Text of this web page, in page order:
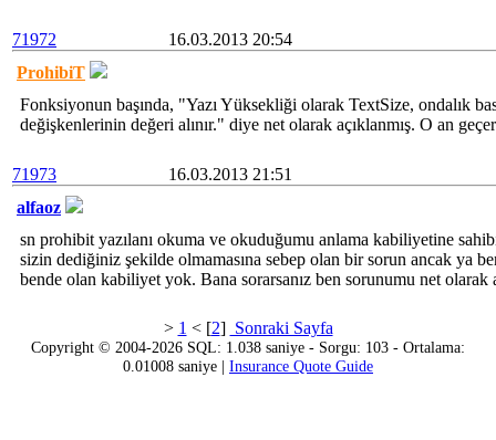
71972
16.03.2013 20:54
ProhibiT
Fonksiyonun başında, "Yazı Yüksekliği olarak TextSize, ondalık
değişkenlerinin değeri alınır." diye net olarak açıklanmış. O an
71973
16.03.2013 21:51
alfaoz
sn prohibit yazılanı okuma ve okuduğumu anlama kabiliyetine
sizin dediğiniz şekilde olmamasına sebep olan bir sorun ancak ya
bende olan kabiliyet yok. Bana sorarsanız ben sorunumu net olarak
> 1 < [2] Sonraki Sayfa
Copyright © 2004-2026 SQL: 1.038 saniye - Sorgu: 103 - Ortalama:
0.01008 saniye | Insurance Quote Guide